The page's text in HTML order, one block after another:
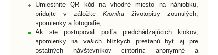
Umiestnite QR kód na vhodné miesto na náhrobku,
pridajte v záložkeKronika životopisy zosnulých,
spomienky a fotografie,
Ak ste postupovali podľa predchádzajúcich krokov,
spomienky na vašich blízkych prestanú byť aj pre
ostatných návštevníkov cintorína anonymné a